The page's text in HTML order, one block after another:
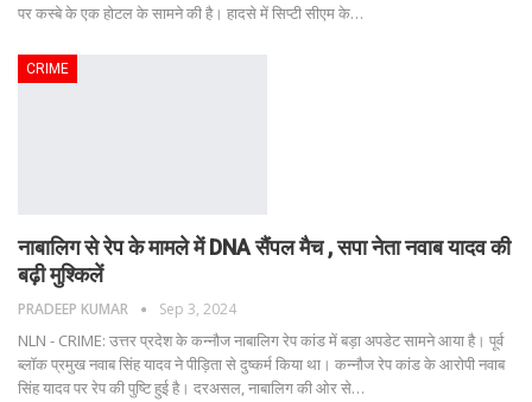
पर कस्बे के एक होटल के सामने की है। हादसे में सिप्टी सीएम के…
CRIME
नाबालिग से रेप के मामले में DNA सैंपल मैच , सपा नेता नवाब यादव की
बढ़ी मुश्किलें
PRADEEP KUMAR Sep 3, 2024
NLN - CRIME: उत्तर प्रदेश के कन्नौज नाबालिग रेप कांड में बड़ा अपडेट सामने आया है। पूर्व
ब्लॉक प्रमुख नवाब सिंह यादव ने पीड़िता से दुष्कर्म किया था। कन्नौज रेप कांड के आरोपी नवाब
सिंह यादव पर रेप की पुष्टि हुई है। दरअसल, नाबालिग की ओर से…